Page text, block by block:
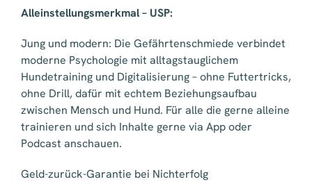
Alleinstellungsmerkmal – USP:
Jung und modern: Die Gefährtenschmiede verbindet
moderne Psychologie mit alltagstauglichem
Hundetraining und Digitalisierung – ohne Futtertricks,
ohne Drill, dafür mit echtem Beziehungsaufbau
zwischen Mensch und Hund. Für alle die gerne alleine
trainieren und sich Inhalte gerne via App oder
Podcast anschauen.
Geld-zurück-Garantie bei Nichterfolg